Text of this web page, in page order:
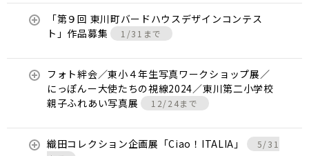
「第９回 東川町バードハウスデザインコンテス
ト」作品募集
1/31まで
フォト絆会／東小４年生写真ワークショップ展／
にっぽんー大使たちの視線2024／東川第二小学校
親子ふれあい写真展
12/24まで
織田コレクション企画展「Ciao！ITALIA」
5/31